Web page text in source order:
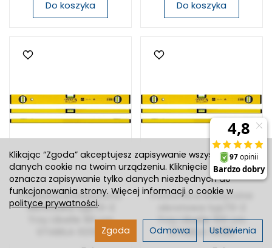
Do koszyka Do koszyka
Poziomica klasyczna
obrotowa typ70-2
Trzy Libelle 90 cm
STABILA 02327
Poziomica klasyczna
Trzy Libelle 100 cm
STABILA 14189
Klikając “Zgoda” akceptujesz zapisywanie wszystkich
danych cookie na twoim urządzeniu. Kliknięcie “Odmowa”
oznacza zapisywanie tylko danych niezbędnych do
funkcjonowania strony. Więcej informacji o cookie w
polityce prywatności.
Ustawienia
Odmowa
Zgoda